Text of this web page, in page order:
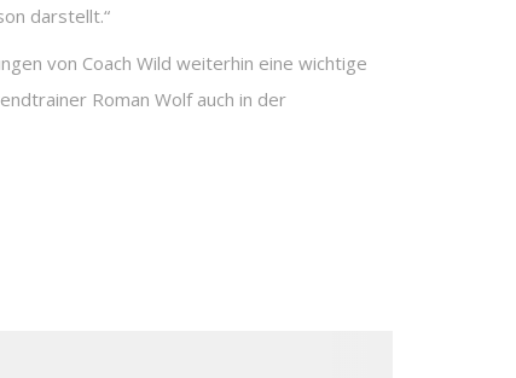
darstellt.“
von Coach Wild weiterhin eine wichtige
Roman Wolf auch in der